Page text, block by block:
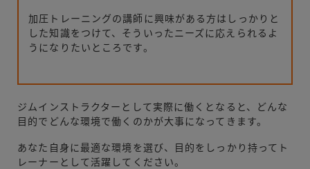
加圧トレーニングの講師に興味がある方はしっかりと
した知識をつけて、そういったニーズに応えられるよ
うになりたいところです。
ジムインストラクターとして実際に働くとなると、どんな
目的でどんな環境で働くのかが大事になってきます。
あなた自身に最適な環境を選び、目的をしっかり持ってト
レーナーとして活躍してください。